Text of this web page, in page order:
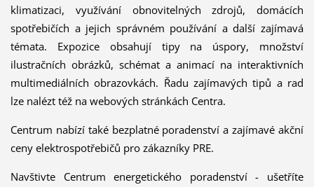
klimatizaci, využívání obnovitelných zdrojů, domácích
spotřebičích a jejich správném používání a další zajímavá
témata. Expozice obsahují tipy na úspory, množství
ilustračních obrázků, schémat a animací na interaktivních
multimediálních obrazovkách. Řadu zajímavých tipů a rad
lze nalézt též na webových stránkách Centra.
Centrum nabízí také bezplatné poradenství a zajímavé akční
ceny elektrospotřebičů pro zákazníky PRE.
Navštivte Centrum energetického poradenství - ušetříte